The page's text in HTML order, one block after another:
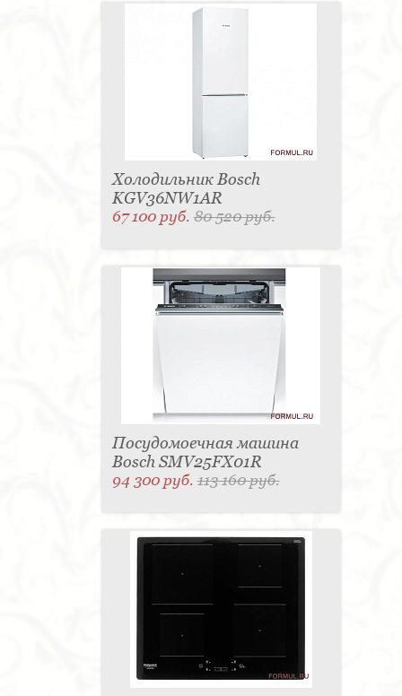
Холодильник Bosch
KGV36NW1AR
67 100 руб.80 520 руб.
Посудомоечная машина
Bosch SMV25FX01R
94 300 руб.113 160 руб.